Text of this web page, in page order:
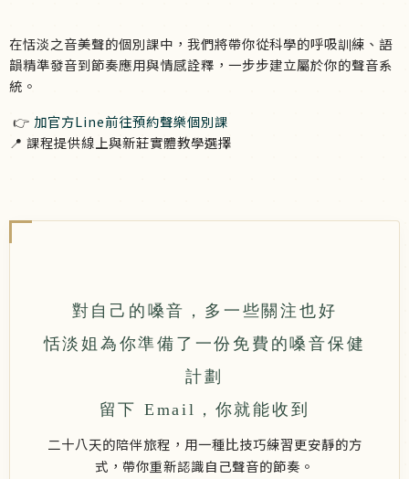
在恬淡之音美聲的個別課中，我們將帶你從科學的呼吸訓練、語
韻精準發音到節奏應用與情感詮釋，一步步建立屬於你的聲音系
統。
👉 加官方Line前往預約聲樂個別課
📍 課程提供線上與新莊實體教學選擇
對自己的嗓音，多一些關注也好
恬淡姐為你準備了一份免費的嗓音保健
計劃
留下 Email，你就能收到
二十八天的陪伴旅程，用一種比技巧練習更安靜的方
式，帶你重新認識自己聲音的節奏。